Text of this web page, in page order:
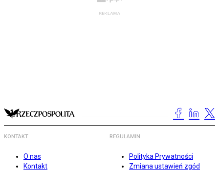
KONTAKT
O nas
Kontakt
REGULAMIN
Polityka Prywatności
Zmiana ustawień zgód